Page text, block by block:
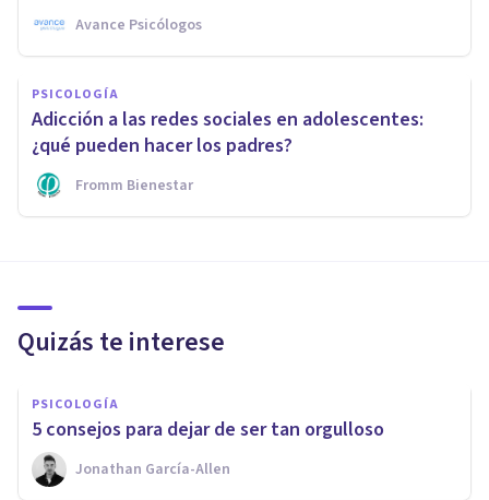
Avance Psicólogos
PSICOLOGÍA
Adicción a las redes sociales en adolescentes:
¿qué pueden hacer los padres?
Fromm Bienestar
Quizás te interese
PSICOLOGÍA
5 consejos para dejar de ser tan orgulloso
Jonathan García-Allen